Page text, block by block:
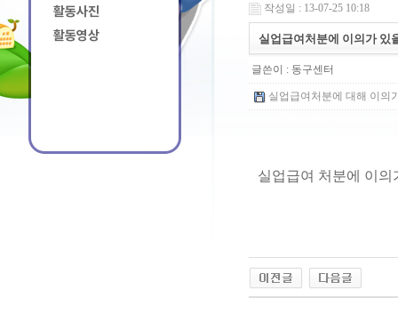
활동사진
활동영상
작성일 : 13-07-25 10:18
실업급여처분에 이의가 있
글쓴이 : 동구센터
실업급여처분에 대해 이의
실업급여 처분에 이